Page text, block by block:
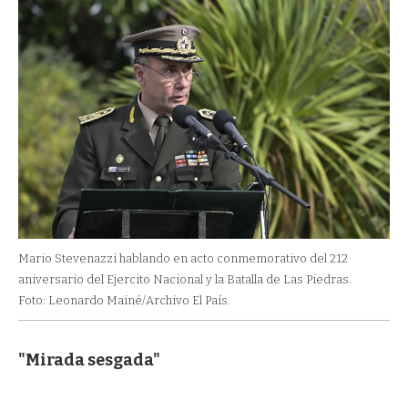
Mario Stevenazzi hablando en acto conmemorativo del 212
aniversario del Ejercito Nacional y la Batalla de Las Piedras.
Foto: Leonardo Mainé/Archivo El País.
"Mirada sesgada"